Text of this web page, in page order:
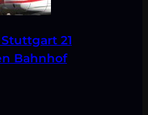
21
Bahnhof